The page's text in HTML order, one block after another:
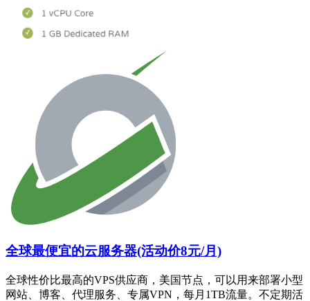
全球最便宜的云服务器(活动价8元/月)
全球性价比最高的VPS供应商，美国节点，可以用来部署小型
网站、博客、代理服务、专属VPN，每月1TB流量。不定期活